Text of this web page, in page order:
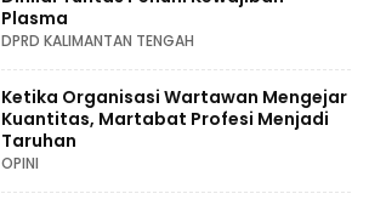
Plasma
DPRD KALIMANTAN TENGAH
Ketika Organisasi Wartawan Mengejar
Kuantitas, Martabat Profesi Menjadi
Taruhan
OPINI